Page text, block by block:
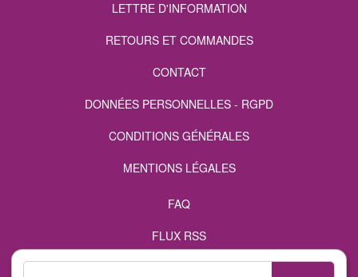
LETTRE D'INFORMATION
RETOURS ET COMMANDES
CONTACT
DONNÉES PERSONNELLES - RGPD
CONDITIONS GÉNÉRALES
MENTIONS LÉGALES
FAQ
FLUX RSS